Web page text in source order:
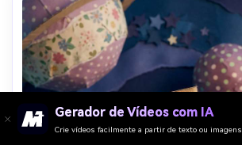
Gerador de Vídeos com IA
Crie vídeos facilmente a partir de texto ou imagens